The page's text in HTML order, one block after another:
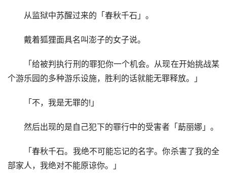
从监狱中苏醒过来的「春秋千石」。
戴着狐狸面具名叫澎子的女子说。
「给被判执行刑的罪犯你一个机会。从现在开始挑战某
个游乐园的多种游乐设施，胜利的话就能无罪释放。」
「不，我是无罪的!」
然后出现的是自己犯下的罪行中的受害者「莇丽娜」。
「春秋千石。我绝不可能忘记的名字。你杀害了我的全
部家人，我绝对不能原谅你。」